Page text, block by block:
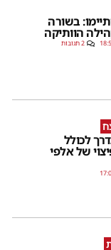
בשורה
הוותיקה
2 תגובות
לכולל
של אלפי